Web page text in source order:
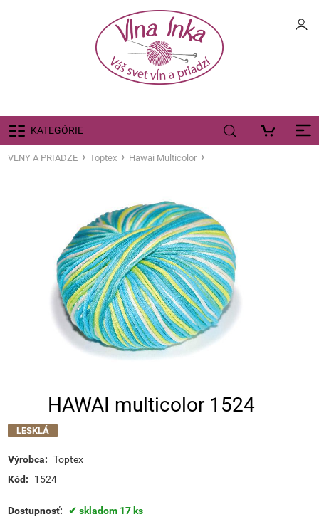
KATEGÓRIE
VLNY A PRIADZE Toptex Hawai Multicolor
HAWAI multicolor 1524
LESKLÁ
Výrobca: Toptex
Kód:
1524
Dostupnosť: skladom 17 ks